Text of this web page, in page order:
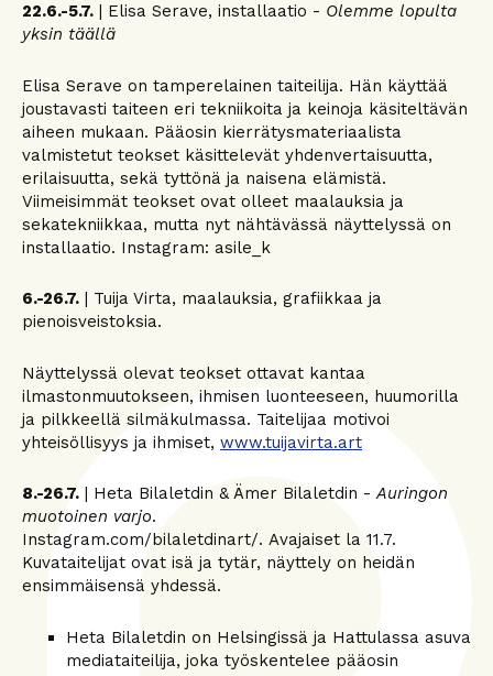
22.6.-5.7. | Elisa Serave, installaatio - Olemme lopulta
yksin täällä
Elisa Serave on tamperelainen taiteilija. Hän käyttää
joustavasti taiteen eri tekniikoita ja keinoja käsiteltävän
aiheen mukaan. Pääosin kierrätysmateriaalista
valmistetut teokset käsittelevät yhdenvertaisuutta,
erilaisuutta, sekä tyttönä ja naisena elämistä.
Viimeisimmät teokset ovat olleet maalauksia ja
sekatekniikkaa, mutta nyt nähtävässä näyttelyssä on
installaatio. Instagram: asile_k
6.-26.7. | Tuija Virta, maalauksia, grafiikkaa ja
pienoisveistoksia.
Näyttelyssä olevat teokset ottavat kantaa
ilmastonmuutokseen, ihmisen luonteeseen, huumorilla
ja pilkkeellä silmäkulmassa. Taitelijaa motivoi
yhteisöllisyys ja ihmiset, www.tuijavirta.art
8.-26.7. | Heta Bilaletdin & Ämer Bilaletdin -Auringon
muotoinen varjo.
Instagram.com/bilaletdinart/. Avajaiset la 11.7.
Kuvataitelijat ovat isä ja tytär, näyttely on heidän
ensimmäisensä yhdessä.
Heta Bilaletdin on Helsingissä ja Hattulassa asuva
mediataiteilija, joka työskentelee pääosin